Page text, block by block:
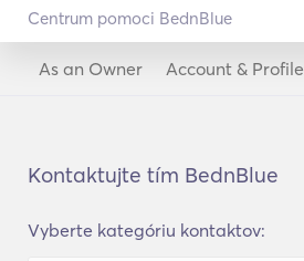
Centrum pomoci BednBlue
As an Owner Account & Profile
Kontaktujte tím BednBlue
Vyberte kategóriu kontaktov: